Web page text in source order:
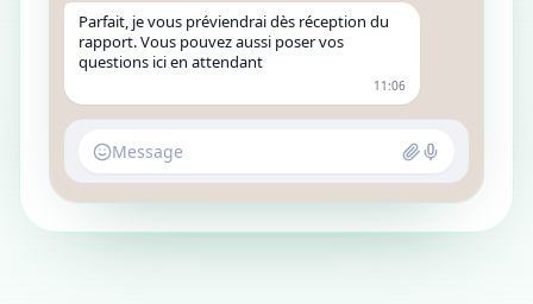
Parfait, je vous préviendrai dès réception du
rapport. Vous pouvez aussi poser vos
questions ici en attendant
11:06
Message